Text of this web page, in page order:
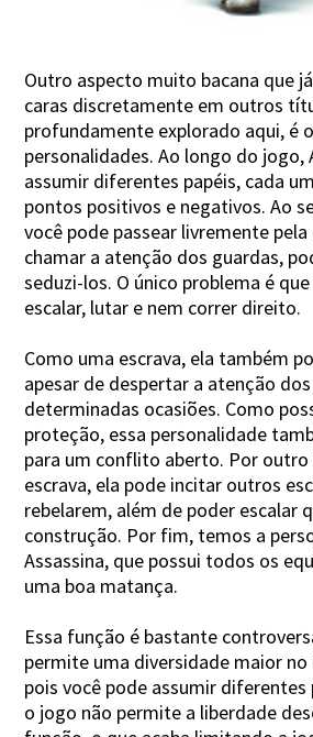
Outro aspecto muito bacana que
caras discretamente em outros
profundamente explorado aqui, é
personalidades. Ao longo do jogo,
assumir diferentes papéis, cada
pontos positivos e negativos. Ao
você pode passear livremente
chamar a atenção dos guardas,
seduzi-los. O único problema é
escalar, lutar e nem correr direito.
Como uma escrava, ela também
apesar de despertar a atenção
determinadas ocasiões. Como
proteção, essa personalidade
para um conflito aberto. Por outro
escrava, ela pode incitar outros
rebelarem, além de poder escalar
construção. Por fim, temos a
Assassina, que possui todos os
uma boa matança.
Essa função é bastante
permite uma diversidade maior
pois você pode assumir
o jogo não permite a liberdade